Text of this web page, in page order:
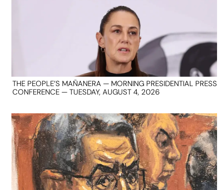
THE PEOPLE’S MAÑANERA — MORNING PRESIDENTIAL PRESS
CONFERENCE — TUESDAY, AUGUST 4, 2026